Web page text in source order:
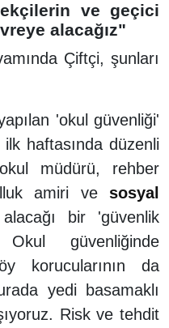
ve geçici
alacağız"
Çiftçi, şunları
'okul güvenliği'
ilk haftasında düzenli
müdürü, rehber
amiri ve sosyal
bir 'güvenlik
güvenliğinde
korucularının da
yedi basamaklı
Risk ve tehdit